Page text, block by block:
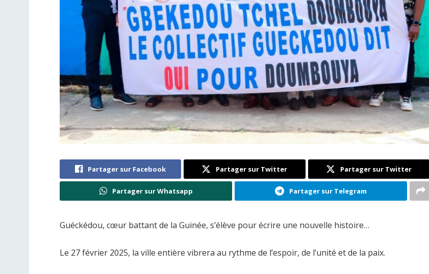
Partager sur Facebook Partager sur Twitter Partager sur Twitter
Partager sur Whatsapp Partager sur Telegram
Guéckédou, cœur battant de la Guinée, s’élève pour écrire une nouvelle histoire…
Le 27 février 2025, la ville entière vibrera au rythme de l’espoir, de l’unité et de la paix.